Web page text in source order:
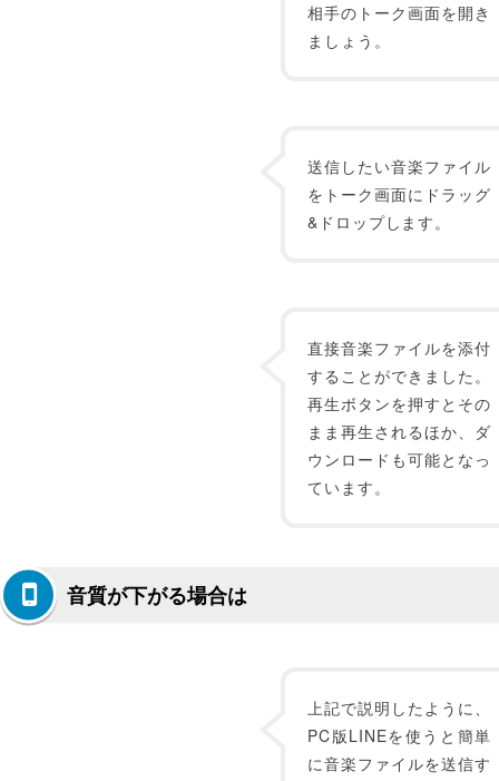
相手のトーク画面を開き
ましょう。
送信したい音楽ファイル
をトーク画面にドラッグ
&ドロップします。
直接音楽ファイルを添付
することができました。
再生ボタンを押すとその
まま再生されるほか、ダ
ウンロードも可能となっ
ています。
音質が下がる場合は
上記で説明したように、
PC版LINEを使うと簡単
に音楽ファイルを送信す